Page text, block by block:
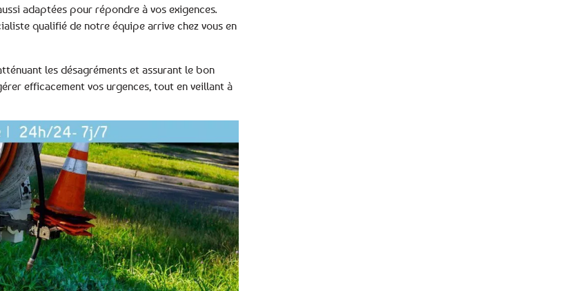
adaptées pour répondre à vos exigences.
qualifié de notre équipe arrive chez vous en
les désagréments et assurant le bon
efficacement vos urgences, tout en veillant à